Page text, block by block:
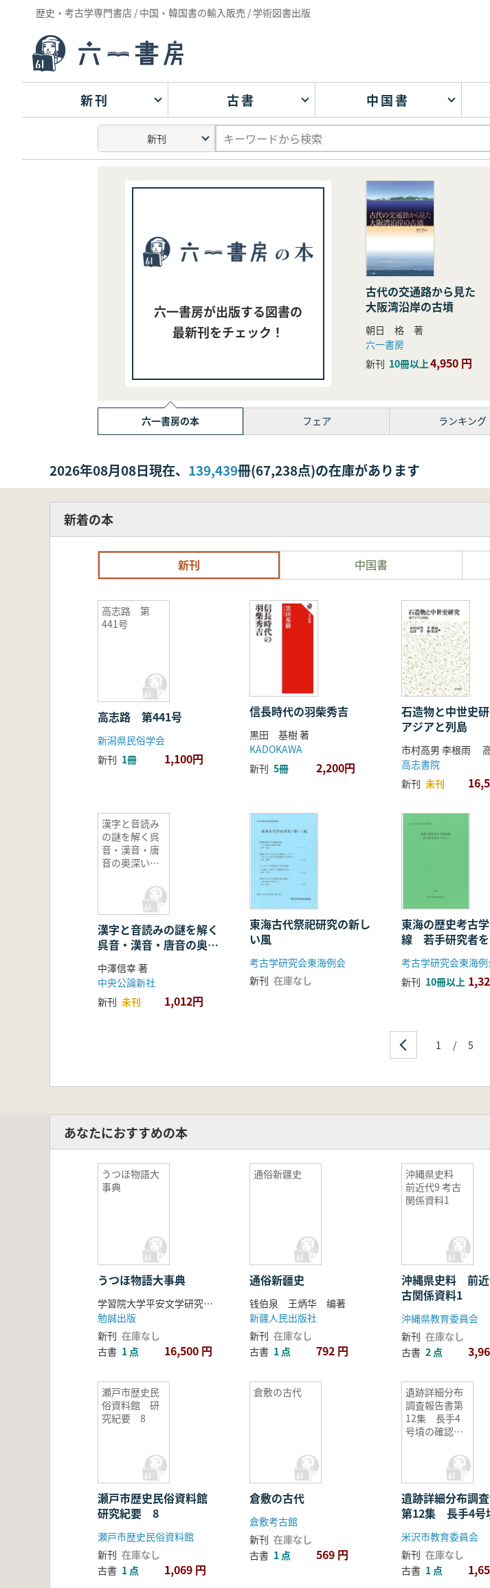
歴史・考古学専門書店 / 中国・韓国書の輸入販売 / 学術図書出版
新刊 古書 中国書
六一書房が出版する図書の
最新刊をチェック！
古代の交通路から見た
大阪湾沿岸の古墳
朝日 格 著
六一書房
新刊 10冊以上4,950 円
六一書房の本 フェア ランキング
2026年08月08日現在、 139,439冊(67,238点)の在庫があります
新着の本
新刊 中国書
高志路 第
441号
高志路 第441号
新潟県民俗学会
新刊 1冊 1,100円
信長時代の羽柴秀吉
黒田 基樹 著
KADOKAWA
新刊 5冊 2,200円
石造物と中世史
アジアと列島
高志書院
新刊 未刊
漢字と音読み
の謎を解く呉
音・漢音・唐
音の奥深い世
漢字と音読みの謎を解く
呉音・漢音・唐音の奥深
い世界
中澤信幸 著
中央公論新社
新刊 未刊 1,012円
東海古代祭祀研究の新し
い風
考古学研究会東海例会
新刊 在庫なし
東海の歴史考古
線 若手研究者を
考古学研究会東海例
新刊 10冊以上
1 / 5
あなたにおすすめの本
うつほ物語大
事典
うつほ物語大事典
学習院大学平安文学研究会 編
勉誠出版
新刊 在庫なし
古書 1 点 16,500 円
通俗新疆史
通俗新疆史
钱伯泉 王炳华 编著
新疆人民出版社
新刊 在庫なし
古書 1 点 792 円
沖縄県史料
前近代9 考古
関係資料1
沖縄県史料 前近
古関係資料1
沖縄県教育委員会
新刊 在庫なし
古書 2 点
瀬戸市歴史民
俗資料館 研
究紀要 8
瀬戸市歴史民俗資料館
研究紀要 8
瀬戸市歴史民俗資料館
新刊 在庫なし
古書 1 点 1,069 円
倉敷の古代
倉敷の古代
倉敷考古館
新刊 在庫なし
古書 1 点 569 円
遺跡詳細分布
調査報告書第
12集 長手4
号墳の確認調
遺跡詳細分布調
第12集 長手4号
認調査 ほか
米沢市教育委員会
新刊 在庫なし
古書 1 点